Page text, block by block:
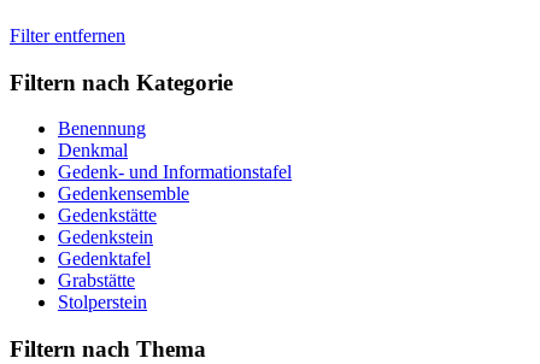
Filter entfernen
Filtern nach Kategorie
Benennung
Denkmal
Gedenk- und Informationstafel
Gedenkensemble
Gedenkstätte
Gedenkstein
Gedenktafel
Grabstätte
Stolperstein
Filtern nach Thema